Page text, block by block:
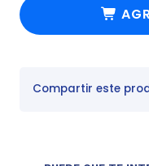
Compartir este